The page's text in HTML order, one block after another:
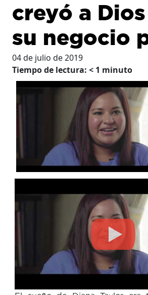
creyó a
su negocio
04 de julio de 2019
Tiempo de lectura: < 1 minuto